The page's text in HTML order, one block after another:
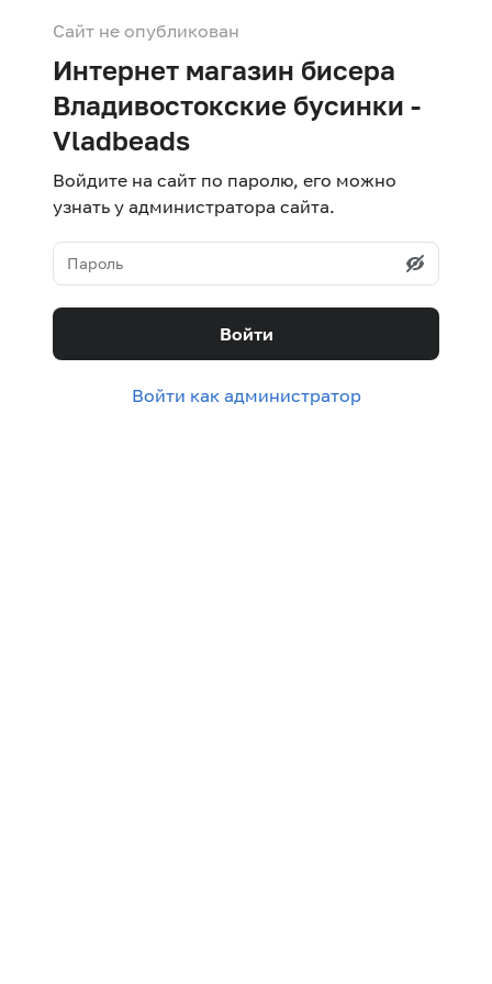
Сайт не опубликован
Интернет магазин бисера
Владивостокские бусинки -
Vladbeads
Войдите на сайт по паролю, его можно
узнать у администратора сайта.
Войти
Войти как администратор